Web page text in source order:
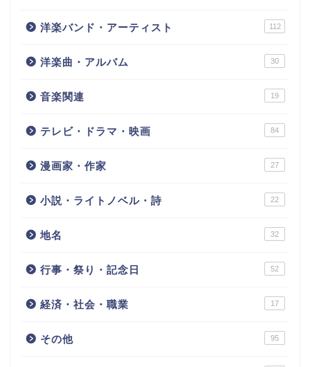
洋楽バンド・アーティスト 112
洋楽曲・アルバム 30
音楽関連 19
テレビ・ドラマ・映画 84
漫画家・作家 27
小説・ライトノベル・詩 22
地名 32
行事・祭り・記念日 52
経済・社会・職業 17
その他 95